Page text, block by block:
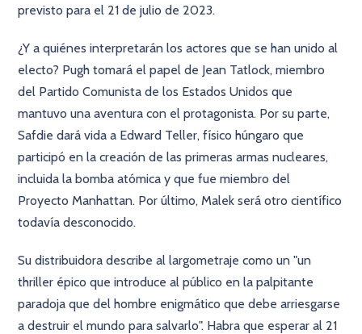
previsto para el 21 de julio de 2023.
¿Y a quiénes interpretarán los actores que se han unido al
electo? Pugh tomará el papel de Jean Tatlock, miembro
del Partido Comunista de los Estados Unidos que
mantuvo una aventura con el protagonista. Por su parte,
Safdie dará vida a Edward Teller, físico húngaro que
participó en la creación de las primeras armas nucleares,
incluida la bomba atómica y que fue miembro del
Proyecto Manhattan. Por último, Malek será otro científico
todavía desconocido.
Su distribuidora describe al largometraje como un "un
thriller épico que introduce al público en la palpitante
paradoja que del hombre enigmático que debe arriesgarse
a destruir el mundo para salvarlo". Habra que esperar al 21